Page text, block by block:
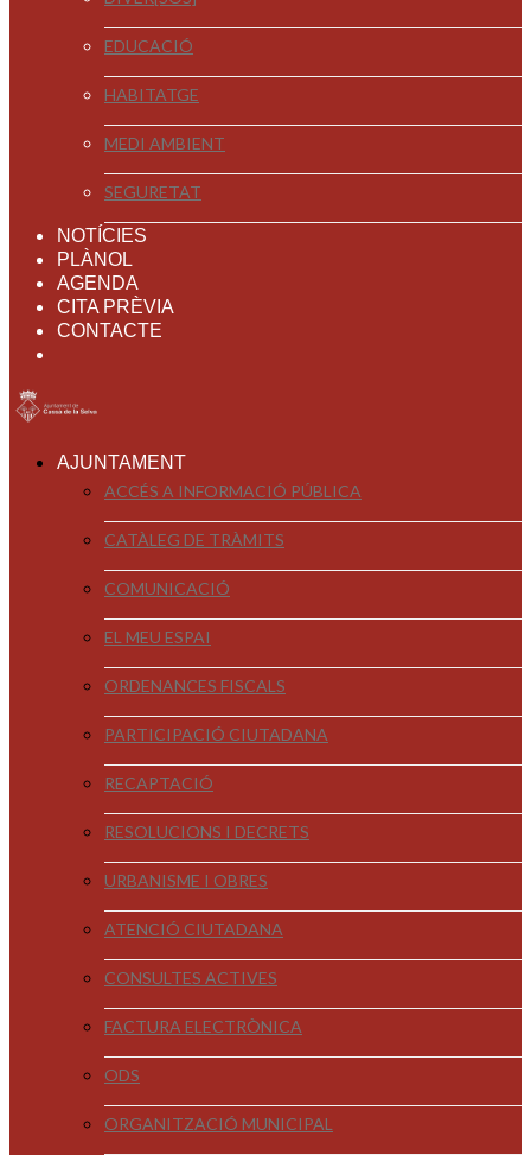
EDUCACIÓ
HABITATGE
MEDI AMBIENT
SEGURETAT
NOTÍCIES
PLÀNOL
AGENDA
CITA PRÈVIA
CONTACTE
AJUNTAMENT
ACCÉS A INFORMACIÓ PÚBLICA
CATÀLEG DE TRÀMITS
COMUNICACIÓ
EL MEU ESPAI
ORDENANCES FISCALS
PARTICIPACIÓ CIUTADANA
RECAPTACIÓ
RESOLUCIONS I DECRETS
URBANISME I OBRES
ATENCIÓ CIUTADANA
CONSULTES ACTIVES
FACTURA ELECTRÒNICA
ODS
ORGANITZACIÓ MUNICIPAL